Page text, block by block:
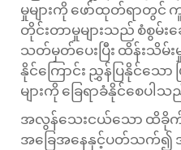
မှုများကို ဖော်ထုတ်ရာတွင်
တိုင်းတာမှုများသည် စံစွမ်း
သတ်မှတ်ပေးပြီး ထိန်းသိမ်း
နိုင်ကြောင်း ညွှန်ပြနိုင်သော
များကို ခြေရာခံနိုင်စေပါသ
အလွန်သေးငယ်သော ထိခို
အခြေအနေနှင့်ပတ်သက်